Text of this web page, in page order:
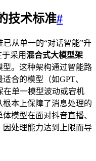
技术标准#
从单一的“对话智能”升
采用混合式大模型架
型。这种架构通过智能路
合的模型（如GPT、
在单一模型波动或宕机
本上保障了消息处理的
模型在面对抖音直播、
处理能力达到上限而导